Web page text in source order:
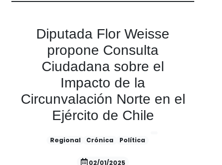
Diputada Flor Weisse
propone Consulta
Ciudadana sobre el
Impacto de la
Circunvalación Norte en el
Ejército de Chile
Regional Crónica Política
02/01/2025